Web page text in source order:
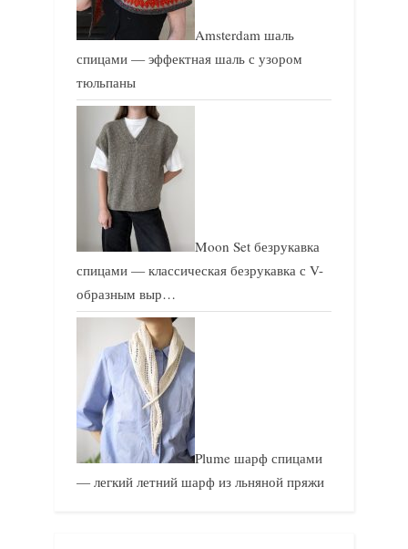
Amsterdam шаль
спицами — эффектная шаль с узором
тюльпаны
Moon Set безрукавка
спицами — классическая безрукавка с V-
образным выр…
Plume шарф спицами
— легкий летний шарф из льняной пряжи